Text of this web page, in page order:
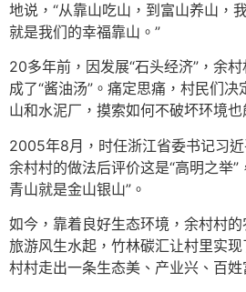
地说，“从靠山吃山，到富山养山，
就是我们的幸福靠山。”
20多年前，因发展“石头经济”，余
成了“酱油汤”。痛定思痛，村民们
山和水泥厂，摸索如何不破坏环境也
2005年8月，时任浙江省委书记习
余村村的做法后评价这是“高明之举”
青山就是金山银山”。
如今，靠着良好生态环境，余村村
旅游风生水起，竹林碳汇让村里实现
村村走出一条生态美、产业兴、百姓